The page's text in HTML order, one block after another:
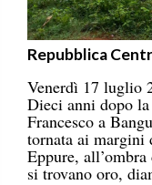
Repubblica
Venerdì 17 luglio
Dieci anni dopo la
Francesco a
tornata ai margini
Eppure, all’ombra
si trovano oro,